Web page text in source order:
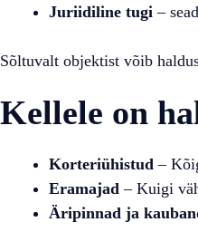
Juriidiline tugi –
Sõltuvalt objektist võib
Kellele on
Korteriühistud –
Eramajad – Kuigi
Äripinnad ja